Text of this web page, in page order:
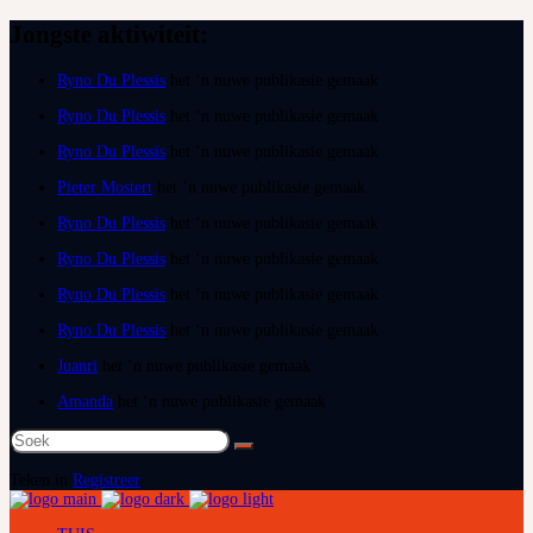
Ryno Du Plessis
Ryno Du Plessis
Ryno Du Plessis
Pieter Mostert
Ryno Du Plessis
Ryno Du Plessis
Ryno Du Plessis
Ryno Du Plessis
Juanri
Amanda
Registreer